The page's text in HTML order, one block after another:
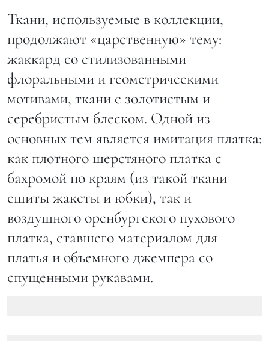
Ткани, используемые в коллекции,
продолжают «царственную» тему:
жаккард со стилизованными
флоральными и геометрическими
мотивами, ткани с золотистым и
серебристым блеском. Одной из
основных тем является имитация платка:
как плотного шерстяного платка с
бахромой по краям (из такой ткани
сшиты жакеты и юбки), так и
воздушного оренбургского пухового
платка, ставшего материалом для
платья и объемного джемпера со
спущенными рукавами.